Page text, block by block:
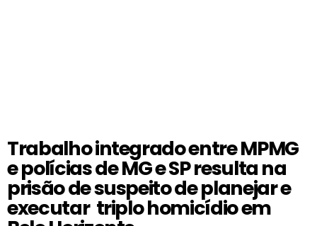
Trabalho integrado entre MPMG
e polícias de MG e SP resulta na
prisão de suspeito de planejar e
executar triplo homicídio em